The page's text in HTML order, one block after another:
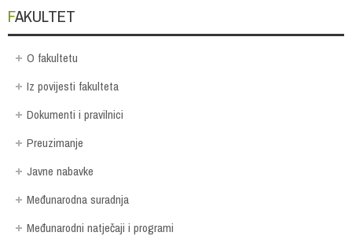
FAKULTET
O fakultetu
Iz povijesti fakulteta
Dokumenti i pravilnici
Preuzimanje
Javne nabavke
Međunarodna suradnja
Međunarodni natječaji i programi